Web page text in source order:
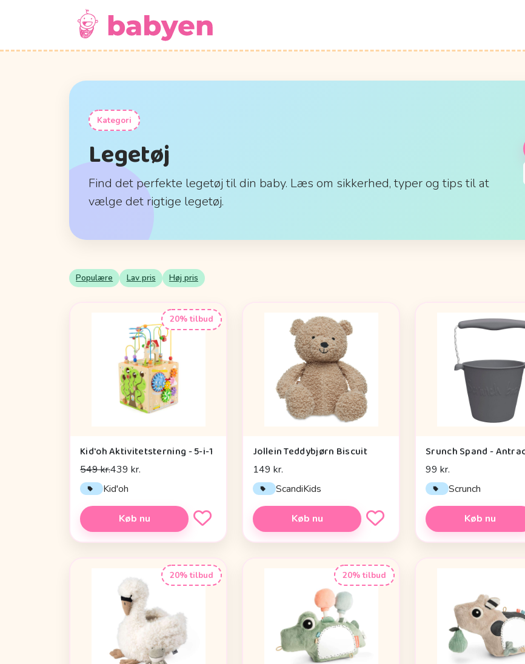
Kategori
Legetøj
Find det perfekte legetøj til din baby. Læs om sikkerhed, typer og tips til at
vælge det rigtige legetøj.
Populære Lav pris Høj pris
20% tilbud
Kid'oh Aktivitetsterning - 5-i-1
549 kr.439 kr.
Kid'oh
Køb nu
Jollein Teddybjørn Biscuit
149 kr.
ScandiKids
Køb nu
Srunch Spand -
99 kr.
Scrunch
Køb nu
20% tilbud 20% tilbud